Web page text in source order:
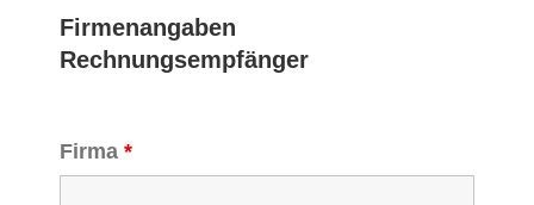
Firmenangaben
Rechnungsempfänger
Firma *